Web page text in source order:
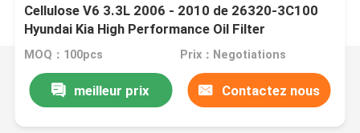
Cellulose V6 3.3L 2006 - 2010 de 26320-3C100
Hyundai Kia High Performance Oil Filter
MOQ：100pcs Prix：Negotiations
meilleur prix Contactez nous